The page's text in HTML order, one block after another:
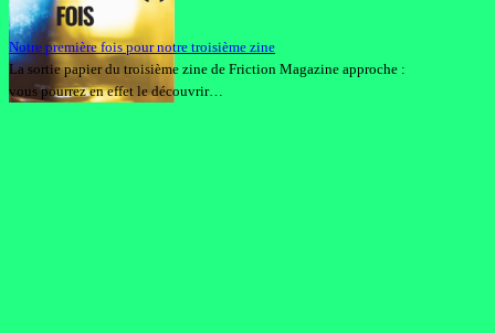
Notre première fois pour notre troisième zine
La sortie papier du troisième zine de Friction Magazine approche :
vous pourrez en effet le découvrir…